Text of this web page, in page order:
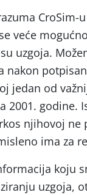
CroSim-
veće
uzgoja.
nakon
jedan od
2001. godine.
njihovoj
ima za
koju
uzgoja,